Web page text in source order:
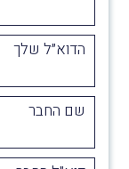
הדוא״ל שלך
שם החבר